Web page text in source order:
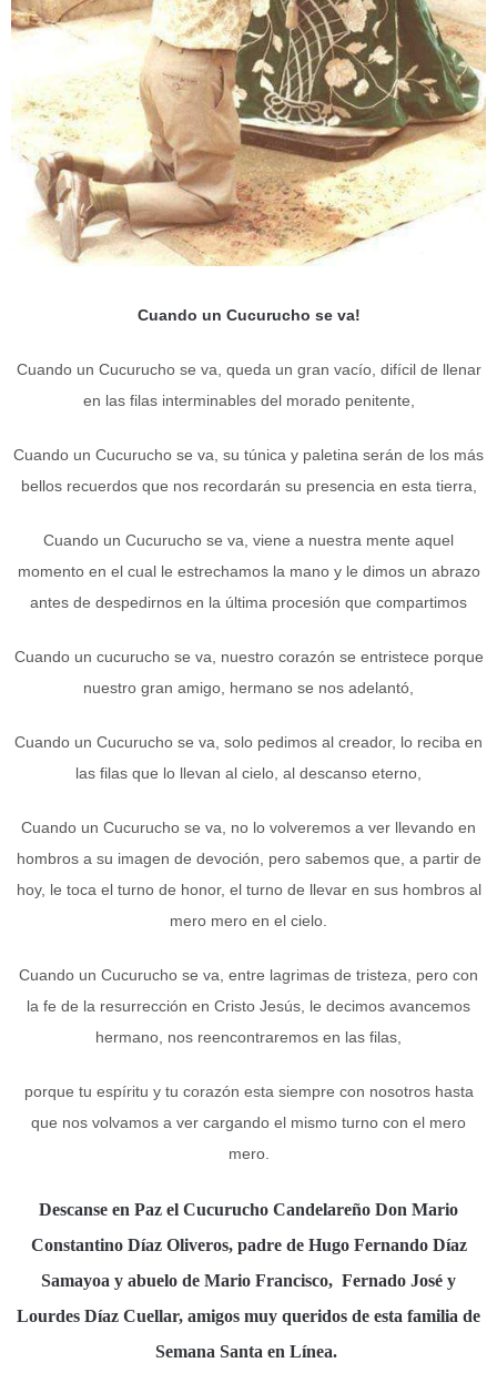
Cuando un Cucurucho se va!
Cuando un Cucurucho se va, queda un gran vacío, difícil de llenar
en las filas interminables del morado penitente,
Cuando un Cucurucho se va, su túnica y paletina serán de los más
bellos recuerdos que nos recordarán su presencia en esta tierra,
Cuando un Cucurucho se va, viene a nuestra mente aquel
momento en el cual le estrechamos la mano y le dimos un abrazo
antes de despedirnos en la última procesión que compartimos
Cuando un cucurucho se va, nuestro corazón se entristece porque
nuestro gran amigo, hermano se nos adelantó,
Cuando un Cucurucho se va, solo pedimos al creador, lo reciba en
las filas que lo llevan al cielo, al descanso eterno,
Cuando un Cucurucho se va, no lo volveremos a ver llevando en
hombros a su imagen de devoción, pero sabemos que, a partir de
hoy, le toca el turno de honor, el turno de llevar en sus hombros al
mero mero en el cielo.
Cuando un Cucurucho se va, entre lagrimas de tristeza, pero con
la fe de la resurrección en Cristo Jesús, le decimos avancemos
hermano, nos reencontraremos en las filas,
porque tu espíritu y tu corazón esta siempre con nosotros hasta
que nos volvamos a ver cargando el mismo turno con el mero
mero.
Descanse en Paz el Cucurucho Candelareño Don Mario
Constantino Díaz Oliveros, padre de Hugo Fernando Díaz
Samayoa y abuelo de Mario Francisco, Fernado José y
Lourdes Díaz Cuellar, amigos muy queridos de esta familia de
Semana Santa en Línea.